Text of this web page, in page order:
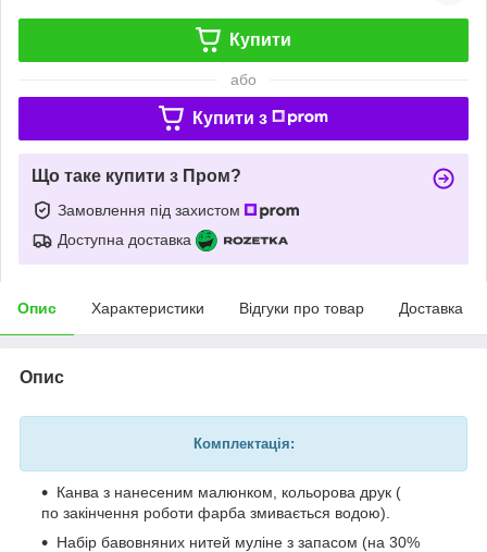
Купити
або
Купити з
Що таке купити з Пром?
Замовлення під захистом
Доступна доставка
Опис Характеристики Відгуки про товар Доставка
Опис
Комплектація:
Канва з нанесеним малюнком, кольорова друк (
по закінчення роботи фарба змивається водою).
Набір бавовняних нитей муліне з запасом (на 30%